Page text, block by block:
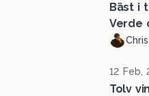
Bäst i
Verde
12 Feb,
Tolv